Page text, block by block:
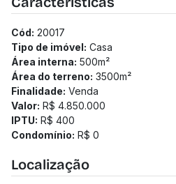
Cód: 20017
Tipo de imóvel: Casa
Área interna: 500m²
Área do terreno: 3500m²
Finalidade: Venda
Valor: R$ 4.850.000
IPTU: R$ 400
Condomínio: R$ 0
Localização